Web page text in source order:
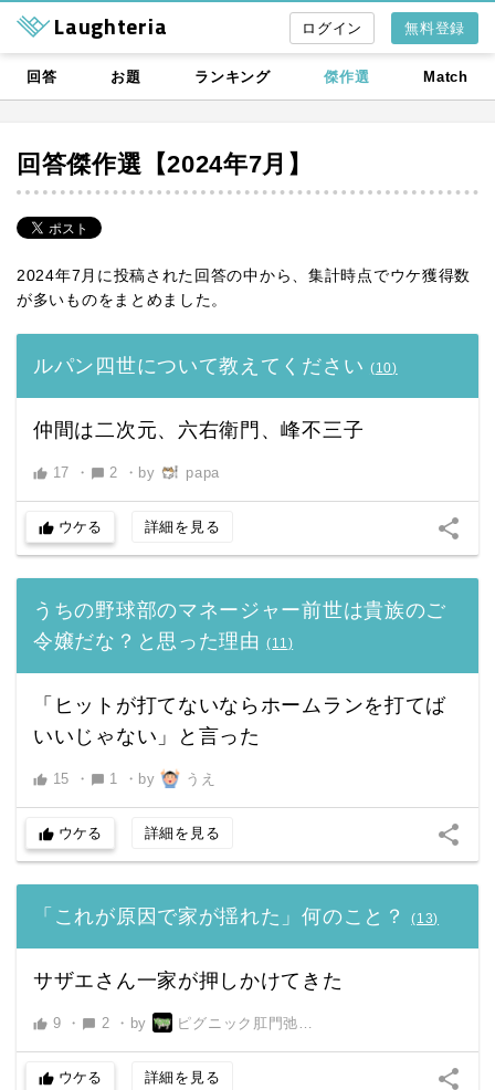
Laughteria 無料登録
回答 お題 ランキング 傑作選 Match
回答傑作選【2024年7月】
2024年7月に投稿された回答の中から、集計時点でウケ獲得数
が多いものをまとめました。
ルパン四世について教えてください (10)
仲間は二次元、六右衛門、峰不三子
thumb_up 17 ・ chat_bubble 2 ・ by papa
thumb_up ウケる 詳細を見る share
うちの野球部のマネージャー前世は貴族のご
令嬢だな？と思った理由 (11)
「ヒットが打てないならホームランを打てば
いいじゃない」と言った
thumb_up 15 ・ chat_bubble 1 ・ by うえ
thumb_up ウケる 詳細を見る share
「これが原因で家が揺れた」何のこと？ (13)
サザエさん一家が押しかけてきた
thumb_up 9 ・ chat_bubble 2 ・ by ピグニック肛門弛緩男
thumb_up ウケる 詳細を見る share